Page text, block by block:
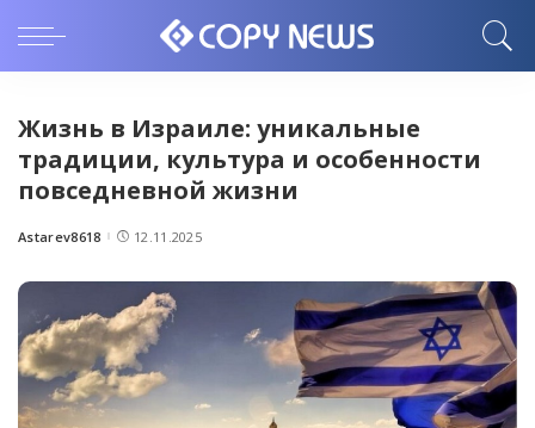
Жизнь в Израиле: уникальные
традиции, культура и особенности
повседневной жизни
Posted
Astarev8618 12.11.2025